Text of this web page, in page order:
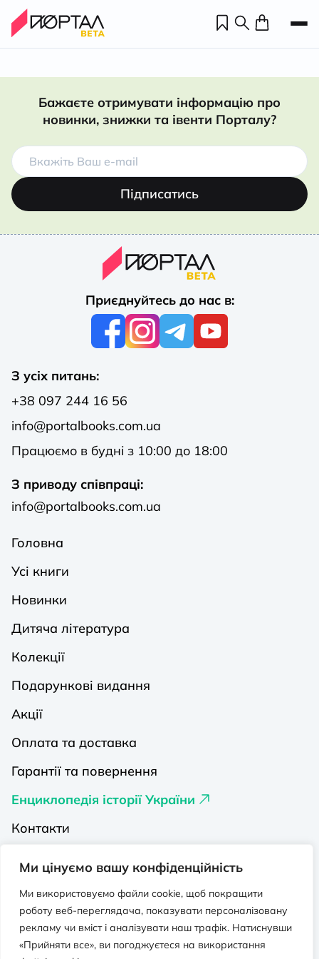
Ми цінуємо вашу конфіденційність
Ми використовуємо файли cookie, щоб покращити
роботу веб-переглядача, показувати персоналізовану
рекламу чи вміст і аналізувати наш трафік. Натиснувши
«Прийняти все», ви погоджуєтеся на використання
Бажаєте отримувати інформацію про
новинки, знижки та івенти Порталу?
Підписатись
Приєднуйтесь до нас в:
З усіх питань:
+38 097 244 16 56
info@portalbooks.com.ua
Працюємо в будні з 10:00 до 18:00
З приводу співпраці:
info@portalbooks.com.ua
Головна
Усі книги
Новинки
Дитяча література
Колекції
Подарункові видання
Акції
Оплата та доставка
Гарантії та повернення
Енциклопедія історії України
Контакти
Видавництва на Порталі
Політика конфіденційності
Публічна оферта